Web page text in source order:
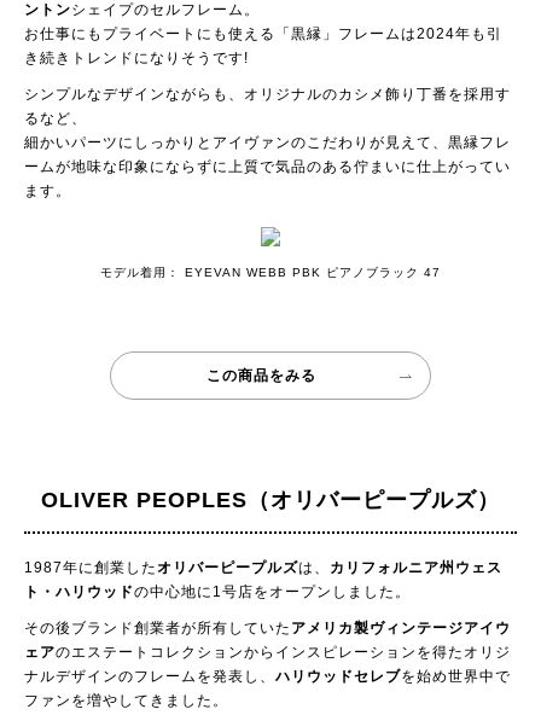
ントンシェイプのセルフレーム。
お仕事にもプライベートにも使える「黒縁」フレームは2024年も引
き続きトレンドになりそうです!
シンプルなデザインながらも、オリジナルのカシメ飾り丁番を採用す
るなど、
細かいパーツにしっかりとアイヴァンのこだわりが見えて、黒縁フレ
ームが地味な印象にならずに上質で気品のある佇まいに仕上がってい
ます。
モデル着用： EYEVAN WEBB PBK ピアノブラック 47
この商品をみる
OLIVER PEOPLES（オリバーピープルズ）
1987年に創業したオリバーピープルズは、 カリフォルニア州ウェス
ト・ハリウッドの中心地に1号店をオープンしました。
その後ブランド創業者が所有していた アメリカ製ヴィンテージアイウ
ェアのエステートコレクションからインスピレーションを得たオリジ
ナルデザインのフレームを発表し、ハリウッドセレブを始め世界中で
ファンを増やしてきました。